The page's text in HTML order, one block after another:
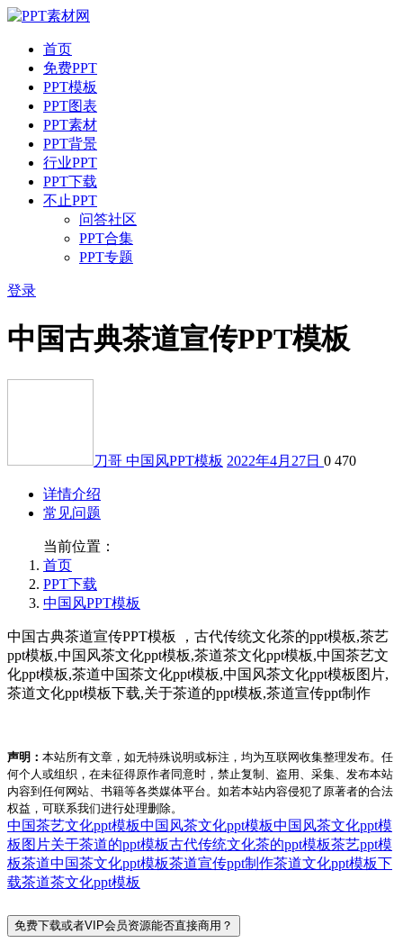
首页
免费PPT
PPT模板
PPT图表
PPT素材
PPT背景
行业PPT
PPT下载
不止PPT
问答社区
PPT合集
PPT专题
登录
中国古典茶道宣传PPT模板
刀哥 中国风PPT模板 2022年4月27日 0 470
详情介绍
常见问题
当前位置：
首页
PPT下载
中国风PPT模板
中国古典茶道宣传PPT模板 ，古代传统文化茶的ppt模板,茶艺
ppt模板,中国风茶文化ppt模板,茶道茶文化ppt模板,中国茶艺文
化ppt模板,茶道中国茶文化ppt模板,中国风茶文化ppt模板图片,
茶道文化ppt模板下载,关于茶道的ppt模板,茶道宣传ppt制作
声明： 本站所有文章，如无特殊说明或标注，均为互联网收集整理发布。任
何个人或组织，在未征得原作者同意时，禁止复制、盗用、采集、发布本站
内容到任何网站、书籍等各类媒体平台。如若本站内容侵犯了原著者的合法
权益，可联系我们进行处理删除。
中国茶艺文化ppt模板中国风茶文化ppt模板中国风茶文化ppt模
板图片关于茶道的ppt模板古代传统文化茶的ppt模板茶艺ppt模
板茶道中国茶文化ppt模板茶道宣传ppt制作茶道文化ppt模板下
载茶道茶文化ppt模板
免费下载或者VIP会员资源能否直接商用？